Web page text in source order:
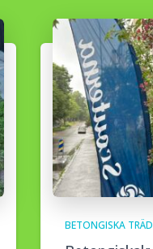
BETONGISKA